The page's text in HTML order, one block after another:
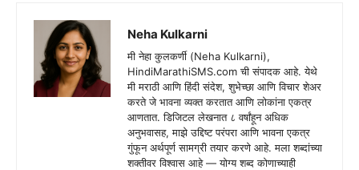
Neha Kulkarni
मी नेहा कुलकर्णी (Neha Kulkarni),
HindiMarathiSMS.com ची संपादक आहे. येथे
मी मराठी आणि हिंदी संदेश, शुभेच्छा आणि विचार शेअर
करते जे भावना व्यक्त करतात आणि लोकांना एकत्र
आणतात. डिजिटल लेखनात ८ वर्षांहून अधिक
अनुभवासह, माझे उद्दिष्ट परंपरा आणि भावना एकत्र
गुंफून अर्थपूर्ण सामग्री तयार करणे आहे. मला शब्दांच्या
शक्तीवर विश्वास आहे — योग्य शब्द कोणाच्याही